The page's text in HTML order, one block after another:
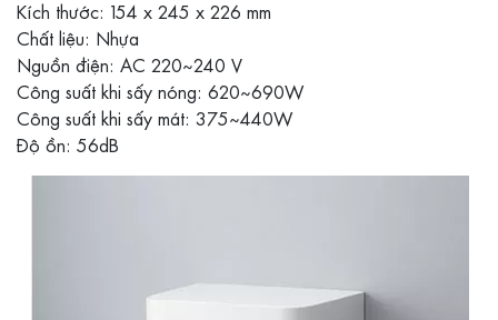
Kích thước: 154 x 245 x 226 mm
Chất liệu: Nhựa
Nguồn điện: AC 220~240 V
Công suất khi sấy nóng: 620~690W
Công suất khi sấy mát: 375~440W
Độ ồn: 56dB